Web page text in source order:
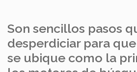
Son sencillos pasos
desperdiciar para
se ubique como la